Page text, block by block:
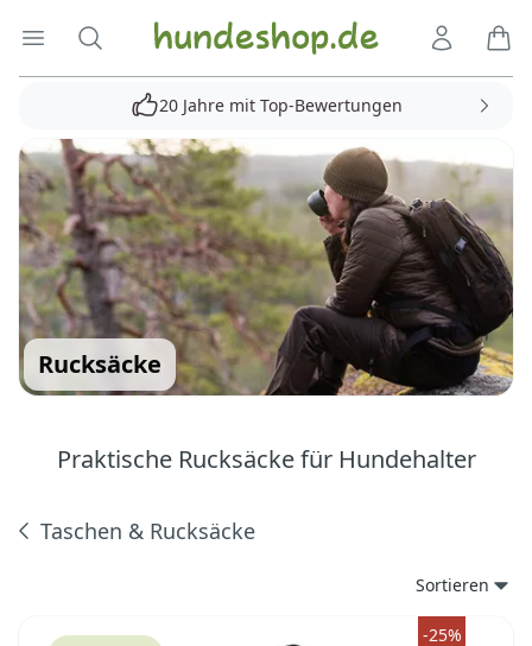
Menü öffnen
Suche Hundeshop.de
20 Jahre mit Top-Bewertungen
Rucksäcke
Praktische Rucksäcke für Hundehalter
Taschen & Rucksäcke
Sortieren
-25%